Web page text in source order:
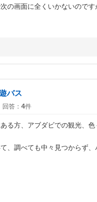
の画面に全くいかないので
バス
回答： 4件
る方、アブダビでの観光、
、調べても中々見つからず